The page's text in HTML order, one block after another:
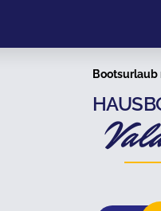
Bootsurlaub